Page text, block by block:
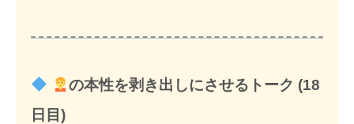
の本性を剥き出しにさせるトーク (18
日目)